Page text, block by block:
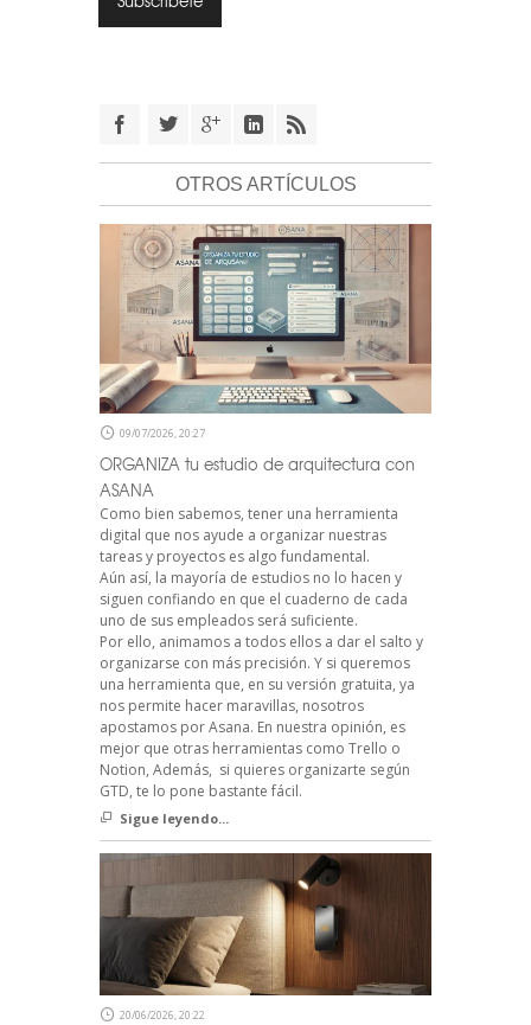
OTROS ARTÍCULOS
09/07/2026, 20:27
ORGANIZA tu estudio de arquitectura con
ASANA
Como bien sabemos, tener una herramienta
digital que nos ayude a organizar nuestras
tareas y proyectos es algo fundamental.
Aún así, la mayoría de estudios no lo hacen y
siguen confiando en que el cuaderno de cada
uno de sus empleados será suficiente.
Por ello, animamos a todos ellos a dar el salto y
organizarse con más precisión. Y si queremos
una herramienta que, en su versión gratuita, ya
nos permite hacer maravillas, nosotros
apostamos por Asana. En nuestra opinión, es
mejor que otras herramientas como Trello o
Notion, Además, si quieres organizarte según
GTD, te lo pone bastante fácil.
Sigue leyendo...
20/06/2026, 20:22